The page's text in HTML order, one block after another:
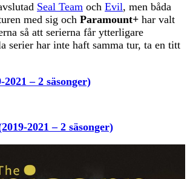
Seal Team och Evil, men båda
med sig och Paramount+ har valt
så att serierna får ytterligare
serier har inte haft samma tur, ta en titt
– 2 säsonger)
2021 – 2 säsonger)